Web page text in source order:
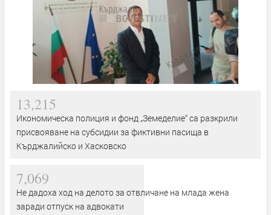
13,215
Икономическа полиция и фонд „Земеделие“ са разкрили
присвояване на субсидии за фиктивни пасища в
Кърджалийско и Хасковско
7,069
Не дадоха ход на делото за отвличане на млада жена
заради отпуск на адвокати